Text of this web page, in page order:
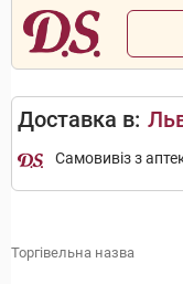
Доставка в:
Самовивіз з
Торгівельна назва